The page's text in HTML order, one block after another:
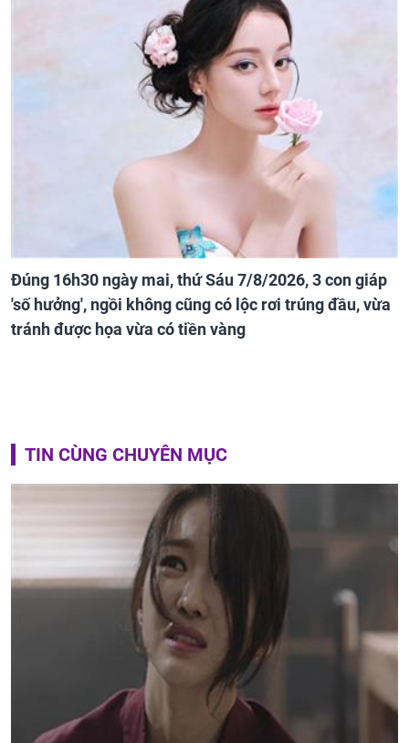
Đúng 16h30 ngày mai, thứ Sáu 7/8/2026, 3 con giáp
'số hưởng', ngồi không cũng có lộc rơi trúng đầu, vừa
tránh được họa vừa có tiền vàng
TIN CÙNG CHUYÊN MỤC